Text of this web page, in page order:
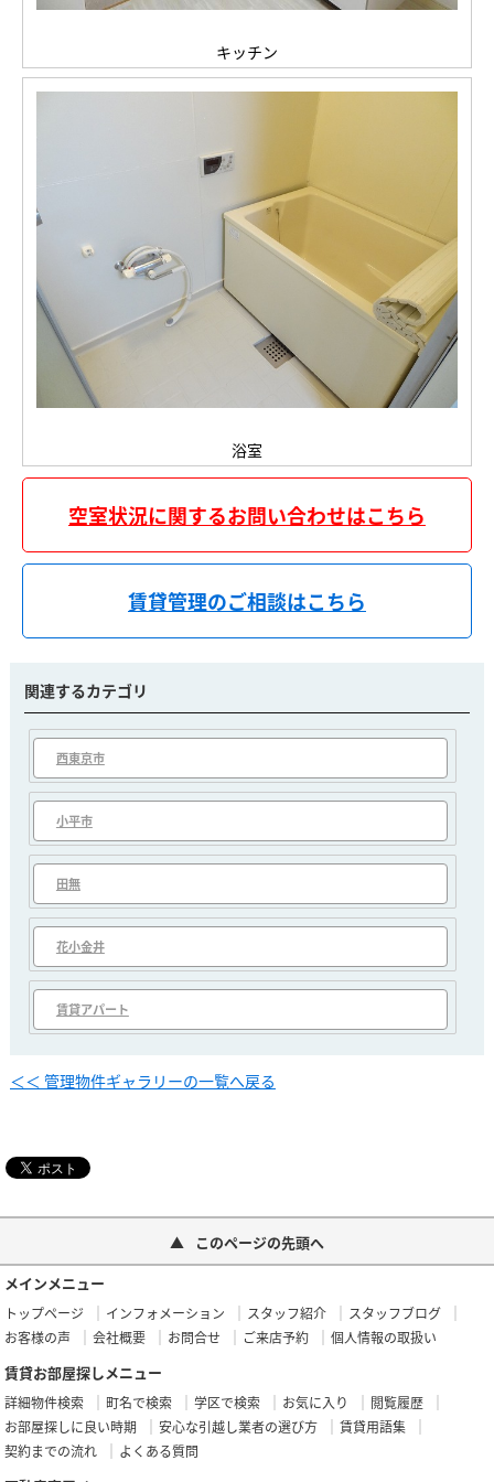
キッチン
浴室
空室状況に関するお問い合わせはこちら
賃貸管理のご相談はこちら
関連するカテゴリ
西東京市
小平市
田無
花小金井
賃貸アパート
＜＜ 管理物件ギャラリーの一覧へ戻る
このページの先頭へ
メインメニュー
トップページ インフォメーション スタッフ紹介
スタッフブログ
お客様の声
会社概要 お問合せ ご来店予約 個人情報の取扱い
賃貸お部屋探しメニュー
詳細物件検索 町名で検索 学区で検索 お気に入り
閲覧履歴
お部屋探しに良い時期
安心な引越し業者の選び方
賃貸用語集
契約までの流れ
よくある質問